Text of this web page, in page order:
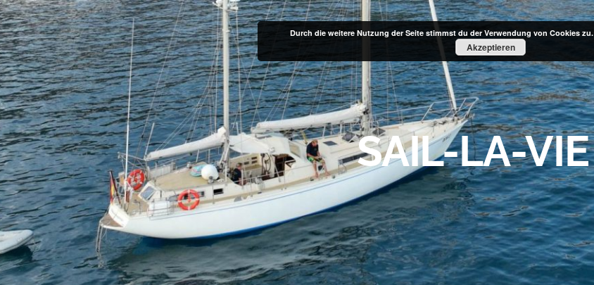
SAIL-LA-VIE
Durch die weitere Nutzung der Seite stimmst du der Verwendung von Cookies zu.
Akzeptieren